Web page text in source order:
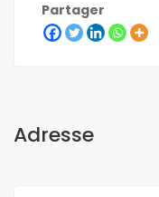
Partager
Adresse